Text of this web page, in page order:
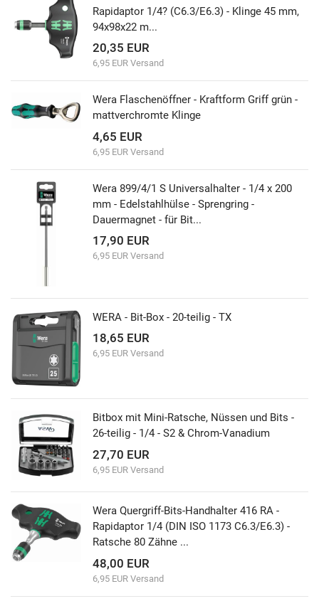
Rapidaptor 1/4? (C6.3/E6.3) - Klinge 45 mm,
94x98x22 m...
20,35 EUR
6,95 EUR Versand
Wera Flaschenöffner - Kraftform Griff grün -
mattverchromte Klinge
4,65 EUR
6,95 EUR Versand
Wera 899/4/1 S Universalhalter - 1/4 x 200
mm - Edelstahlhülse - Sprengring -
Dauermagnet - für Bit...
17,90 EUR
6,95 EUR Versand
WERA - Bit-Box - 20-teilig - TX
18,65 EUR
6,95 EUR Versand
Bitbox mit Mini-Ratsche, Nüssen und Bits -
26-teilig - 1/4 - S2 & Chrom-Vanadium
27,70 EUR
6,95 EUR Versand
Wera Quergriff-Bits-Handhalter 416 RA -
Rapidaptor 1/4 (DIN ISO 1173 C6.3/E6.3) -
Ratsche 80 Zähne ...
48,00 EUR
6,95 EUR Versand